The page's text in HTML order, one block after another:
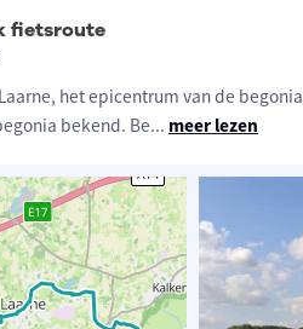
fietsroute
het epicentrum van de
bekend. Be... meer lezen